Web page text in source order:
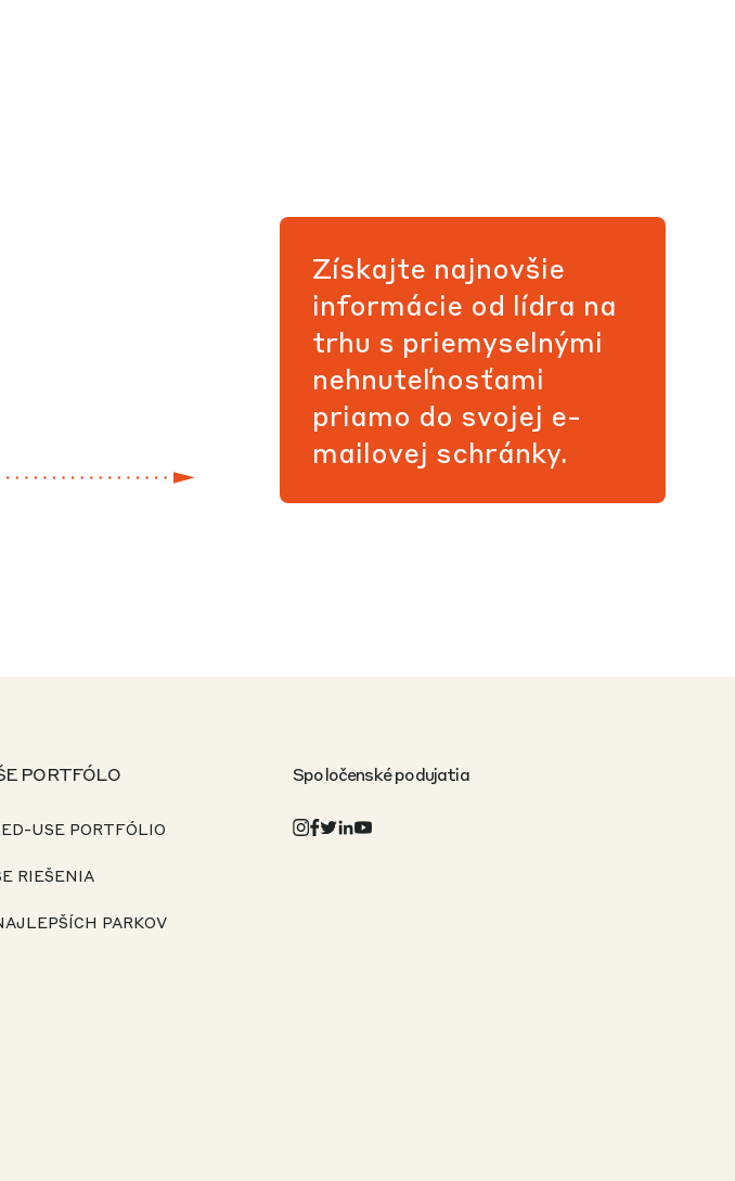
Získajte najnovšie
informácie od lídra na
trhu s priemyselnými
nehnuteľnosťami
priamo do svojej e-
mailovej schránky.
PORTFÓLO
USE PORTFÓLIO
RIEŠENIA
PARKOV
Spoločenské podujatia